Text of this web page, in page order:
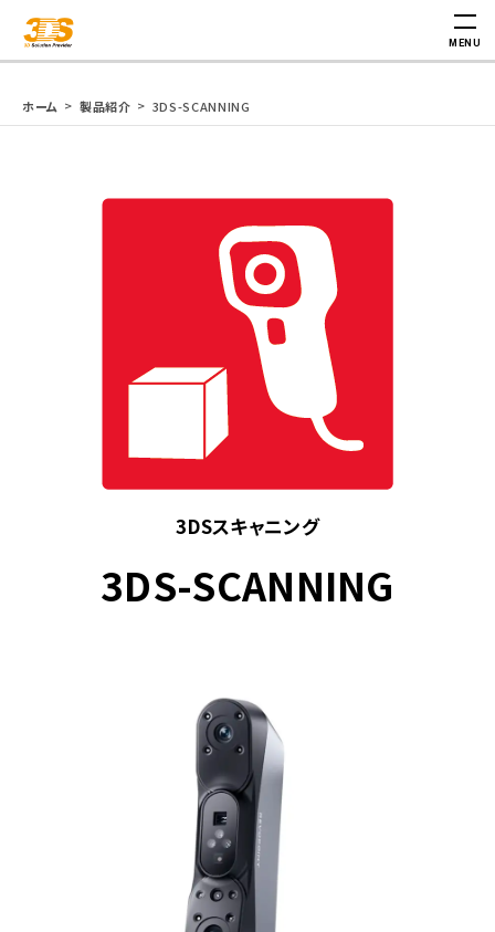
MENU
ホーム 製品紹介 3DS-SCANNING
3DSスキャニング
3DS-SCANNING